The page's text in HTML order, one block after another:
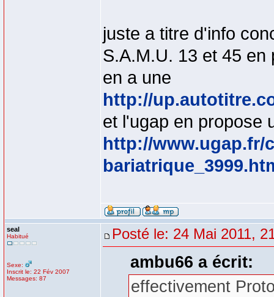
juste a titre d'info
S.A.M.U. 13 et 45
en a une
http://
et l'ugap en propose
http://www.ugap.fr/
seal
Habitué
Sexe:
Inscrit le: 22 Fév 2007
Messages: 87
Posté le: 24 Mai 2011,
ambu66 a écrit:
effectivement